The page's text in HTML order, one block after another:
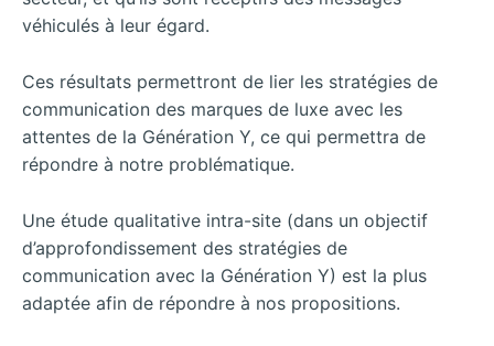
véhiculés à leur égard.
Ces résultats permettront de lier les stratégies de
communication des marques de luxe avec les
attentes de la Génération Y, ce qui permettra de
répondre à notre problématique.
Une étude qualitative intra-site (dans un objectif
d’approfondissement des stratégies de
communication avec la Génération Y) est la plus
adaptée afin de répondre à nos propositions.